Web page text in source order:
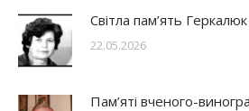
Світла пам’ять
22.05.2026
Пам’яті вченого-